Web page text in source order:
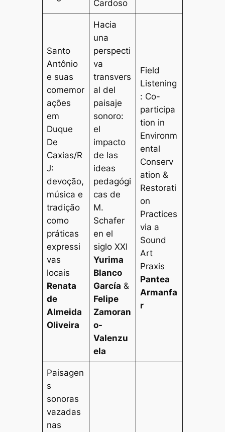
Cardoso
Santo
Antônio
e suas
comemor
ações
em
Duque
De
Caxias/R
J:
devoção,
música e
tradição
como
práticas
expressi
vas
locais
Renata
de
Almeida
Oliveira
Hacia
una
perspecti
va
transvers
al del
paisaje
sonoro:
el
impacto
de las
ideas
pedagógi
cas de
M.
Schafer
en el
siglo XXI
Yurima
Blanco
García &
Felipe
Zamoran
o-
Valenzu
ela
Field
Listening
: Co-
participa
tion in
Environm
ental
Conserv
ation &
Restorati
on
Practices
via a
Sound
Art
Praxis
Pantea
Armanfa
r
Paisagen
s
sonoras
vazadas
nas